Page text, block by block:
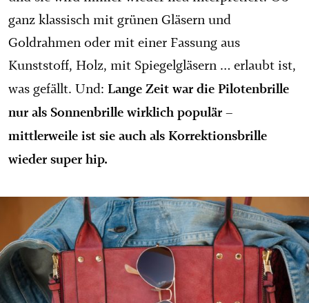
ganz klassisch mit grünen Gläsern und
Goldrahmen oder mit einer Fassung aus
Kunststoff, Holz, mit Spiegelgläsern … erlaubt ist,
was gefällt. Und: Lange Zeit war die Pilotenbrille
nur als Sonnenbrille wirklich populär –
mittlerweile ist sie auch als Korrektionsbrille
wieder super hip.